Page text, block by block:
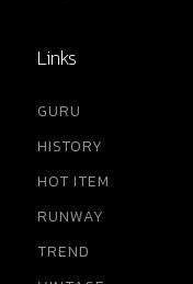
Links
GURU
HISTORY
HOT ITEM
RUNWAY
TREND